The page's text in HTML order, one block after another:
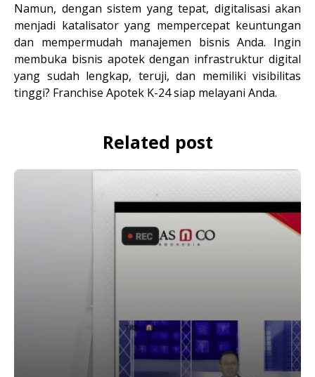
Namun, dengan sistem yang tepat, digitalisasi akan
menjadi katalisator yang mempercepat keuntungan
dan mempermudah manajemen bisnis Anda. Ingin
membuka bisnis apotek dengan infrastruktur digital
yang sudah lengkap, teruji, dan memiliki visibilitas
tinggi? Franchise Apotek K-24 siap melayani Anda.
Related post